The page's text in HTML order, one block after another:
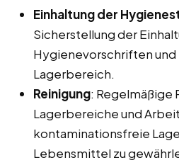
Einhaltung der
Sicherstellung der
Hygienevorschriften und
Lagerbereich.
Reinigung: Regelmäßige
Lagerbereiche und
kontaminationsfreie
Lebensmittel zu